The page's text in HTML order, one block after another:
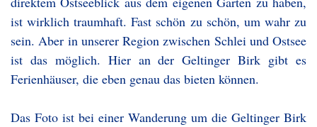
ist wirklich traumhaft. Fast schön zu schön, um wahr zu
sein. Aber in unserer Region zwischen Schlei und Ostsee
ist das möglich. Hier an der Geltinger Birk gibt es
Ferienhäuser, die eben genau das bieten können.
Das Foto ist bei einer Wanderung um die Geltinger Birk